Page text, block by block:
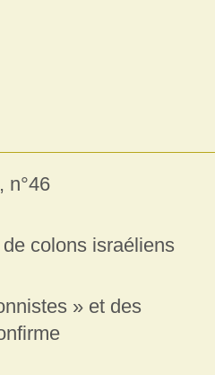
n°46
colons israéliens
» et des